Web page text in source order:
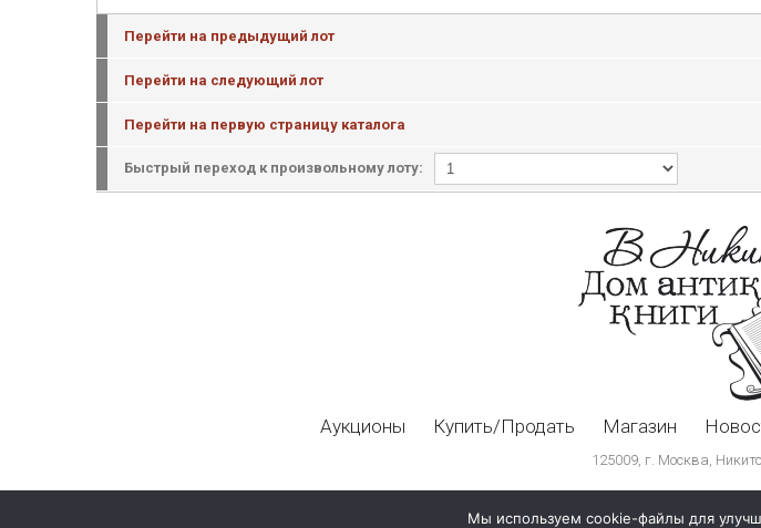
Перейти на предыдущий лот
Перейти на следующий лот
Перейти на первую страницу каталога
Быстрый переход к произвольному лоту:
Аукционы Купить/Продать Магазин
125009, г. Москва,
Мы используем cookie-файлы для